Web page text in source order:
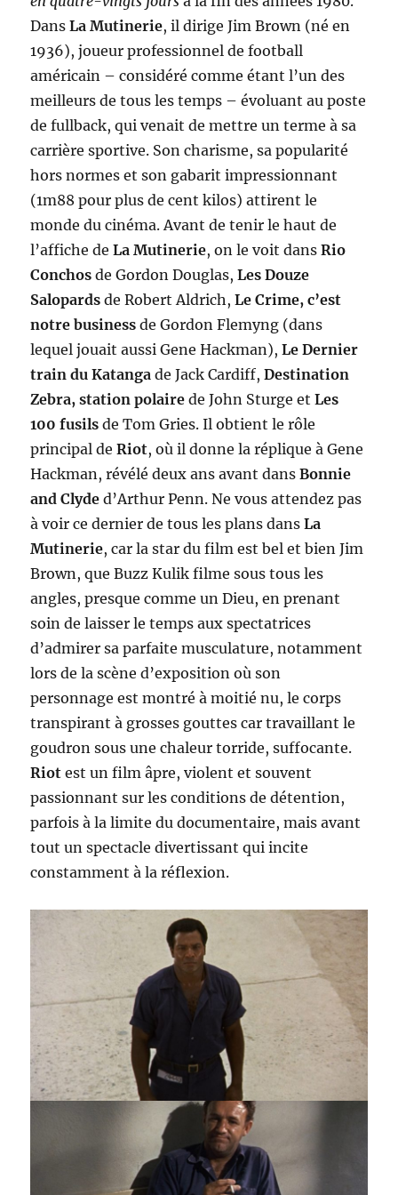
DansLa Mutinerie, il dirige Jim Brown (né en
1936), joueur professionnel de football
américain – considéré comme étant l’un des
meilleurs de tous les temps – évoluant au poste
de fullback, qui venait de mettre un terme à sa
carrière sportive. Son charisme, sa popularité
hors normes et son gabarit impressionnant
(1m88 pour plus de cent kilos) attirent le
monde du cinéma. Avant de tenir le haut de
l’affiche deLa Mutinerie, on le voit dansRio
Conchos de Gordon Douglas,Les Douze
Salopards de Robert Aldrich,Le Crime, c’est
notre business de Gordon Flemyng (dans
lequel jouait aussi Gene Hackman),Le Dernier
train du Katanga de Jack Cardiff,Destination
Zebra, station polaire de John Sturge etLes
100 fusils de Tom Gries. Il obtient le rôle
principal deRiot, où il donne la réplique à Gene
Hackman, révélé deux ans avant dansBonnie
and Clyde d’Arthur Penn. Ne vous attendez pas
à voir ce dernier de tous les plans dansLa
Mutinerie, car la star du film est bel et bien Jim
Brown, que Buzz Kulik filme sous tous les
angles, presque comme un Dieu, en prenant
soin de laisser le temps aux spectatrices
d’admirer sa parfaite musculature, notamment
lors de la scène d’exposition où son
personnage est montré à moitié nu, le corps
transpirant à grosses gouttes car travaillant le
goudron sous une chaleur torride, suffocante.
Riot est un film âpre, violent et souvent
passionnant sur les conditions de détention,
parfois à la limite du documentaire, mais avant
tout un spectacle divertissant qui incite
constamment à la réflexion.